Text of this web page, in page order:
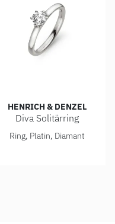
Ref: RS003.09000
HENRICH & DENZEL
Diva Solitärring
& Denzel Diva
Ring, Platin, Diamant